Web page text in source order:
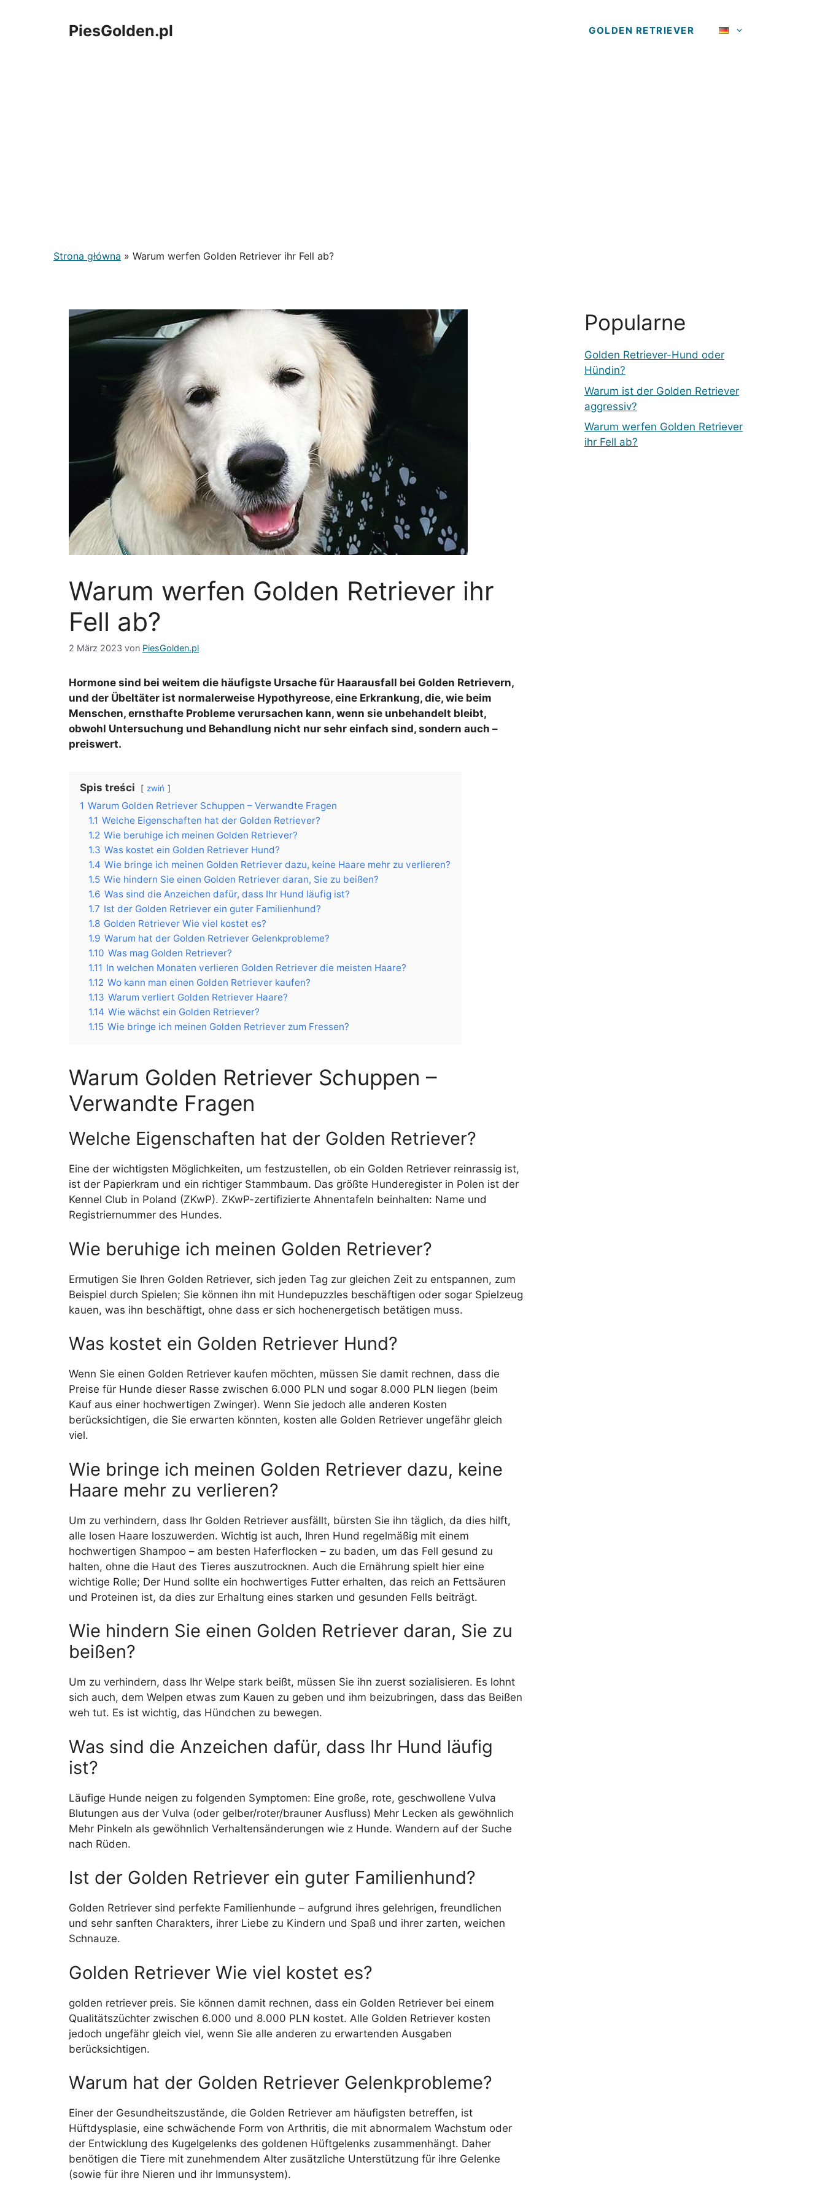
PiesGolden.pl GOLDEN RETRIEVER
Strona główna » Warum werfen Golden Retriever ihr Fell ab?
Warum werfen Golden Retriever ihr
Fell ab?
2 März 2023 von PiesGolden.pl
Hormone sind bei weitem die häufigste Ursache für Haarausfall bei Golden Retrievern,
und der Übeltäter ist normalerweise Hypothyreose, eine Erkrankung, die, wie beim
Menschen, ernsthafte Probleme verursachen kann, wenn sie unbehandelt bleibt,
obwohl Untersuchung und Behandlung nicht nur sehr einfach sind, sondern auch –
preiswert.
Spis treści zwiń
1 Warum Golden Retriever Schuppen – Verwandte Fragen
1.1 Welche Eigenschaften hat der Golden Retriever?
1.2 Wie beruhige ich meinen Golden Retriever?
1.3 Was kostet ein Golden Retriever Hund?
1.4 Wie bringe ich meinen Golden Retriever dazu, keine Haare mehr zu verlieren?
1.5 Wie hindern Sie einen Golden Retriever daran, Sie zu beißen?
1.6 Was sind die Anzeichen dafür, dass Ihr Hund läufig ist?
1.7 Ist der Golden Retriever ein guter Familienhund?
1.8 Golden Retriever Wie viel kostet es?
1.9 Warum hat der Golden Retriever Gelenkprobleme?
1.10 Was mag Golden Retriever?
1.11 In welchen Monaten verlieren Golden Retriever die meisten Haare?
1.12 Wo kann man einen Golden Retriever kaufen?
1.13 Warum verliert Golden Retriever Haare?
1.14 Wie wächst ein Golden Retriever?
1.15 Wie bringe ich meinen Golden Retriever zum Fressen?
Warum Golden Retriever Schuppen –
Verwandte Fragen
Welche Eigenschaften hat der Golden Retriever?
Eine der wichtigsten Möglichkeiten, um festzustellen, ob ein Golden Retriever reinrassig ist,
ist der Papierkram und ein richtiger Stammbaum. Das größte Hunderegister in Polen ist der
Kennel Club in Poland (ZKwP). ZKwP-zertifizierte Ahnentafeln beinhalten: Name und
Registriernummer des Hundes.
Wie beruhige ich meinen Golden Retriever?
Ermutigen Sie Ihren Golden Retriever, sich jeden Tag zur gleichen Zeit zu entspannen, zum
Beispiel durch Spielen; Sie können ihn mit Hundepuzzles beschäftigen oder sogar Spielzeug
kauen, was ihn beschäftigt, ohne dass er sich hochenergetisch betätigen muss.
Was kostet ein Golden Retriever Hund?
Wenn Sie einen Golden Retriever kaufen möchten, müssen Sie damit rechnen, dass die
Preise für Hunde dieser Rasse zwischen 6.000 PLN und sogar 8.000 PLN liegen (beim
Kauf aus einer hochwertigen Zwinger). Wenn Sie jedoch alle anderen Kosten
berücksichtigen, die Sie erwarten könnten, kosten alle Golden Retriever ungefähr gleich
viel.
Wie bringe ich meinen Golden Retriever dazu, keine
Haare mehr zu verlieren?
Um zu verhindern, dass Ihr Golden Retriever ausfällt, bürsten Sie ihn täglich, da dies hilft,
alle losen Haare loszuwerden. Wichtig ist auch, Ihren Hund regelmäßig mit einem
hochwertigen Shampoo – am besten Haferflocken – zu baden, um das Fell gesund zu
halten, ohne die Haut des Tieres auszutrocknen. Auch die Ernährung spielt hier eine
wichtige Rolle; Der Hund sollte ein hochwertiges Futter erhalten, das reich an Fettsäuren
und Proteinen ist, da dies zur Erhaltung eines starken und gesunden Fells beiträgt.
Wie hindern Sie einen Golden Retriever daran, Sie zu
beißen?
Um zu verhindern, dass Ihr Welpe stark beißt, müssen Sie ihn zuerst sozialisieren. Es lohnt
sich auch, dem Welpen etwas zum Kauen zu geben und ihm beizubringen, dass das Beißen
weh tut. Es ist wichtig, das Hündchen zu bewegen.
Was sind die Anzeichen dafür, dass Ihr Hund läufig
ist?
Läufige Hunde neigen zu folgenden Symptomen: Eine große, rote, geschwollene Vulva
Blutungen aus der Vulva (oder gelber/roter/brauner Ausfluss) Mehr Lecken als gewöhnlich
Mehr Pinkeln als gewöhnlich Verhaltensänderungen wie z Hunde. Wandern auf der Suche
nach Rüden.
Ist der Golden Retriever ein guter Familienhund?
Golden Retriever sind perfekte Familienhunde – aufgrund ihres gelehrigen, freundlichen
und sehr sanften Charakters, ihrer Liebe zu Kindern und Spaß und ihrer zarten, weichen
Schnauze.
Golden Retriever Wie viel kostet es?
golden retriever preis. Sie können damit rechnen, dass ein Golden Retriever bei einem
Qualitätszüchter zwischen 6.000 und 8.000 PLN kostet. Alle Golden Retriever kosten
jedoch ungefähr gleich viel, wenn Sie alle anderen zu erwartenden Ausgaben
berücksichtigen.
Warum hat der Golden Retriever Gelenkprobleme?
Einer der Gesundheitszustände, die Golden Retriever am häufigsten betreffen, ist
Hüftdysplasie, eine schwächende Form von Arthritis, die mit abnormalem Wachstum oder
der Entwicklung des Kugelgelenks des goldenen Hüftgelenks zusammenhängt. Daher
benötigen die Tiere mit zunehmendem Alter zusätzliche Unterstützung für ihre Gelenke
(sowie für ihre Nieren und ihr Immunsystem).
Popularne
Golden Retriever-Hund oder
Hündin?
Warum ist der Golden Retriever
aggressiv?
Warum werfen Golden Retriever
ihr Fell ab?